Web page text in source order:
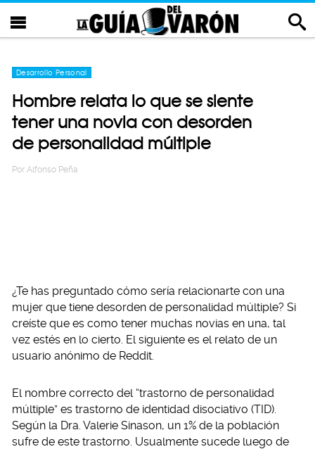
Desarrollo Personal
Hombre relata lo que se siente
tener una novia con desorden
de personalidad múltiple
Por Alfonso Peña
¿Te has preguntado cómo sería relacionarte con una
mujer que tiene desorden de personalidad múltiple? Si
creíste que es como tener muchas novias en una, tal
vez estés en lo cierto. El siguiente es el relato de un
usuario anónimo de Reddit.
El nombre correcto del “trastorno de personalidad
múltiple” es trastorno de identidad disociativo (TID).
Según la Dra. Valerie Sinason, un 1% de la población
sufre de este trastorno. Usualmente sucede luego de